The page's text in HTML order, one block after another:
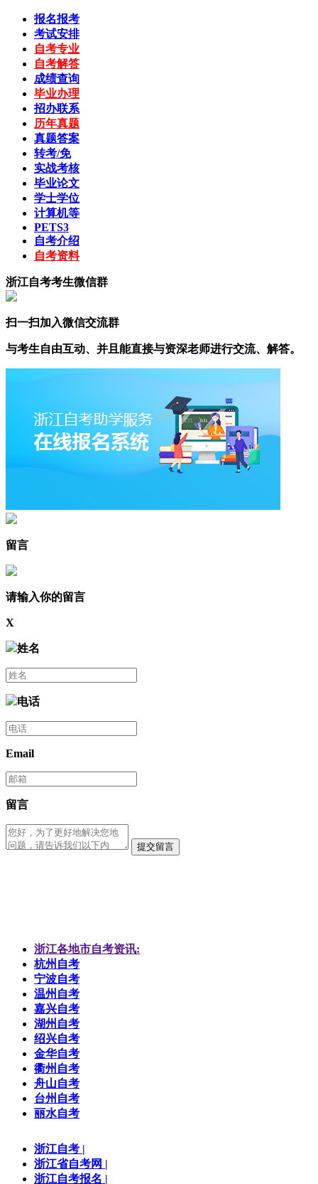
报名报考
考试安排
自考专业
自考解答
成绩查询
毕业办理
招办联系
历年真题
真题答案
转考/免
实战考核
毕业论文
学士学位
计算机等
PETS3
自考介绍
自考资料
浙江自考考生微信群
扫一扫加入微信交流群
与考生自由互动、并且能直接与资深老师进行交流、解答。
留言
请输入你的留言
X
姓名
电话
Email
留言
提交留言
浙江各地市自考资讯:
杭州自考
宁波自考
温州自考
嘉兴自考
湖州自考
绍兴自考
金华自考
衢州自考
舟山自考
台州自考
丽水自考
浙江自考
浙江省自考网
浙江自考报名